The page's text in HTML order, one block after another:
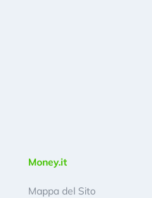
Money.it
Mappa del Sito